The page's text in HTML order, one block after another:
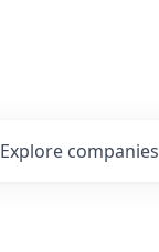
Explore companies